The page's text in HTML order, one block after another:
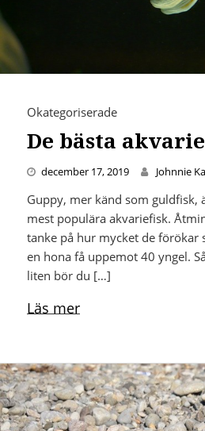
Okategoriserade
De bästa
december 17, 2019 Johnnie
Guppy, mer känd som guldfisk,
mest populära akvariefisk.
tanke på hur mycket de förökar
en hona få uppemot 40 yngel.
liten bör du […]